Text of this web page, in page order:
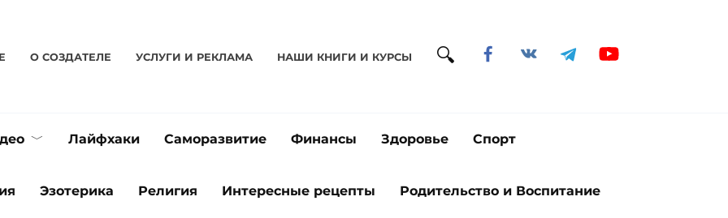
О CОЗДАТЕЛЕ УСЛУГИ И РЕКЛАМА НАШИ КНИГИ И КУРСЫ
Лайфхаки Саморазвитие Финансы Здоровье Спорт
Эзотерика Религия Интересные рецепты Родительство и Воспитание